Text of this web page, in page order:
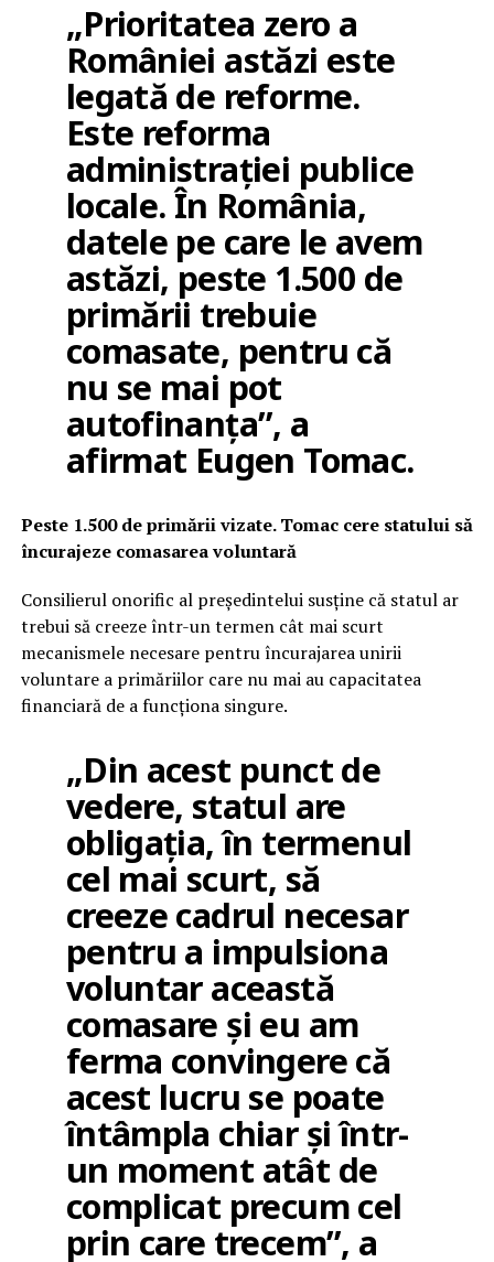
„Prioritatea zero a
României astăzi este
legată de reforme.
Este reforma
administrației publice
locale. În România,
datele pe care le avem
astăzi, peste 1.500 de
primării trebuie
comasate, pentru că
nu se mai pot
autofinanța”, a
afirmat Eugen Tomac.
Peste 1.500 de primării vizate. Tomac cere statului să
încurajeze comasarea voluntară
Consilierul onorific al președintelui susține că statul ar
trebui să creeze într-un termen cât mai scurt
mecanismele necesare pentru încurajarea unirii
voluntare a primăriilor care nu mai au capacitatea
financiară de a funcționa singure.
„Din acest punct de
vedere, statul are
obligația, în termenul
cel mai scurt, să
creeze cadrul necesar
pentru a impulsiona
voluntar această
comasare și eu am
ferma convingere că
acest lucru se poate
întâmpla chiar și într-
un moment atât de
complicat precum cel
prin care trecem”, a